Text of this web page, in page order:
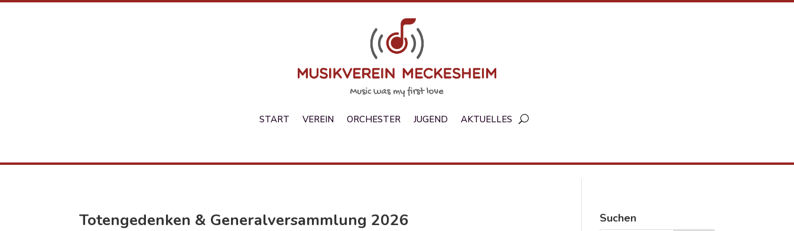
START VEREIN ORCHESTER JUGEND AKTUELLES
Totengedenken & Generalversammlung 2026 Suchen